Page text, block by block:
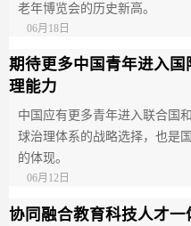
老年博览会的历史新高。
06月18日
期待更多中国青年进入
理能力
中国应有更多青年进入联合国
球治理体系的战略选择，也是
的体现。
06月12日
协同融合教育科技人才